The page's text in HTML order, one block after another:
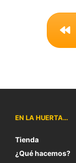
EN LA HUERTA…
Tienda
¿Qué hacemos?